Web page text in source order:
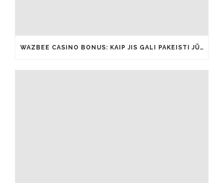
WAZBEE CASINO BONUS: KAIP JIS GALI PAKEISTI JŪSŲ ŽAIDIMŲ PATIRTĮ IŠ ESMĖS